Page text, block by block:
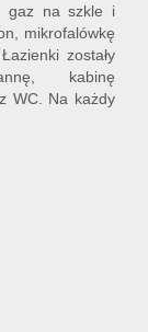
gaz na szkle i
mikrofalówkę
zostały
kabinę
WC. Na każdy